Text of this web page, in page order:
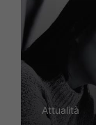
Attualità